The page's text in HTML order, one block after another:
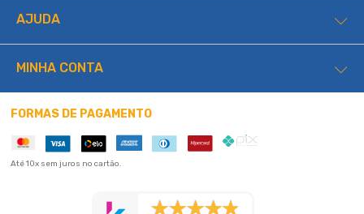
AJUDA
MINHA CONTA
FORMAS DE PAGAMENTO
Até 10x sem juros no cartão.